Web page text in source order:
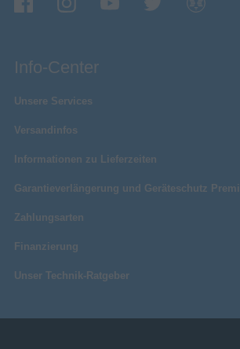
Info-Center
Unsere Services
Versandinfos
Informationen zu Lieferzeiten
Garantieverlängerung und Geräteschutz
Zahlungsarten
Finanzierung
Unser Technik-Ratgeber